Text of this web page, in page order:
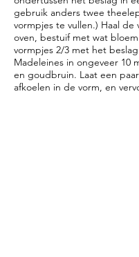
gebruik anders twee
vormpjes te vullen.) Haal de
oven, bestuif met wat
vormpjes 2/3 met het
Madeleines in ongeveer 10
en goudbruin. Laat een
afkoelen in de vorm, en